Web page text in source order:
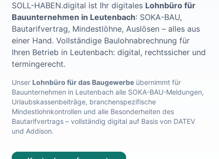
SOLL-HABEN.digital ist Ihr digitales Lohnbüro für
Bauunternehmen in Leutenbach: SOKA-BAU,
Bautarifvertrag, Mindestlöhne, Auslösen – alles aus
einer Hand. Vollständige Baulohnabrechnung für
Ihren Betrieb in Leutenbach: digital, rechtssicher und
termingerecht.
Unser Lohnbüro für das Baugewerbe übernimmt für
Bauunternehmen in Leutenbach alle SOKA-BAU-Meldungen,
Urlaubskassenbeiträge, branchenspezifische
Mindestlohnkontrollen und alle Besonderheiten des
Bautarifvertrags – vollständig digital auf Basis von DATEV
und Addison.
Lohnabrechnung Waiblingen
Lohnabrechnung Schorndorf
Lohnabrechnung Stuttgart
Lohnabrechnung Heilbronn
Lohnabrechnung Karlsruhe
Lohnabrechnung Freiburg
Lohnabrechnung Mannheim
Lohnabrechnung Heidelberg
Lohnabrechnung Ulm
Lohnabrechnung Reutlingen
Lohnabrechnung Tübingen
Lohnabrechnung Konstanz